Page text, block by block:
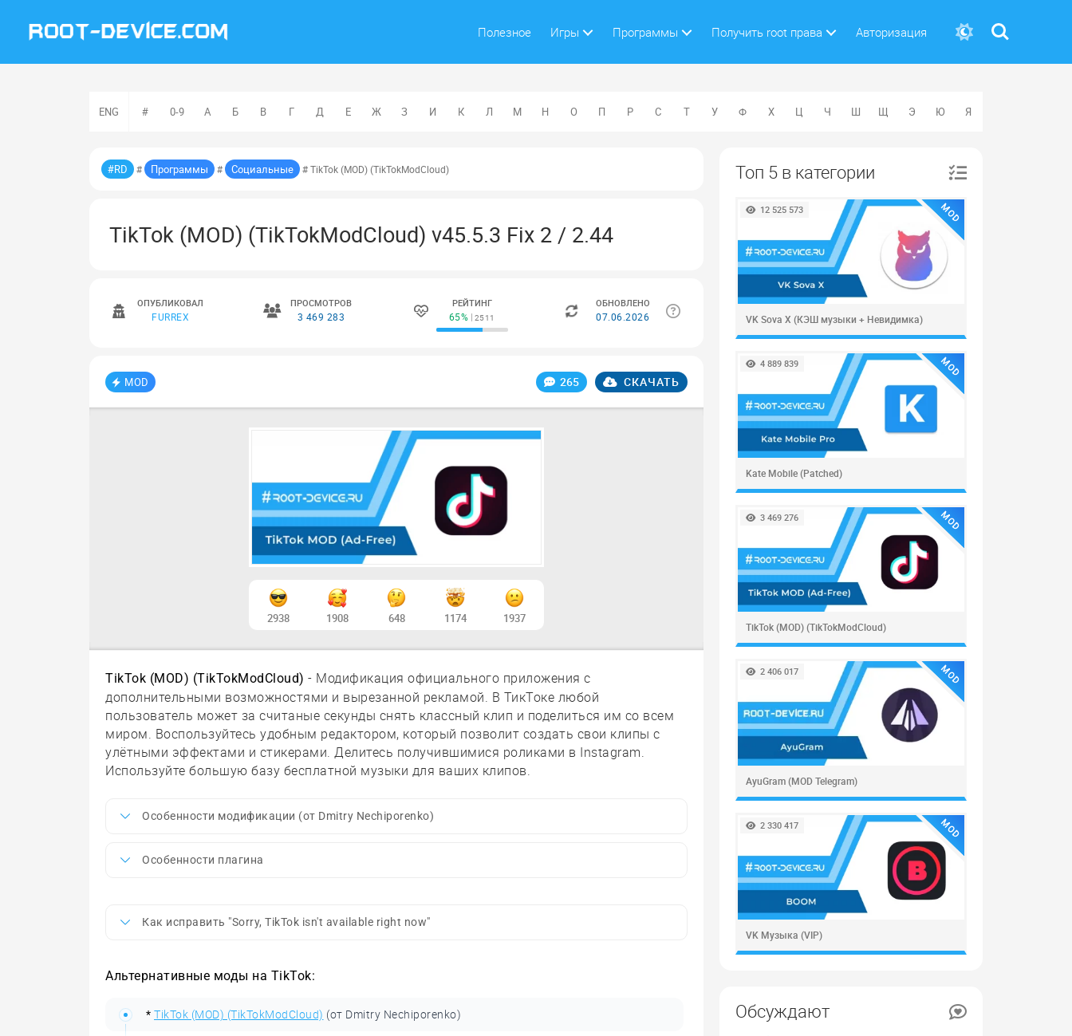
Полезное Игры Программы Получить root права Авторизация
Поиск
ENG # 0-9 А Б В Г Д Е Ж З И К Л М Н О П Р С Т У Ф Х Ц Ч Ш Щ Э Ю Я
#RD # Программы # Социальные # TikTok (MOD) (TikTokModCloud)
TikTok (MOD) (TikTokModCloud) v45.5.3 Fix 2 / 2.44
ОПУБЛИКОВАЛ
FURREX
ПРОСМОТРОВ
3 469 283
РЕЙТИНГ
65% 2511
ОБНОВЛЕНО
07.06.2026
MOD СКАЧАТЬ
265
2938 1908 648 1174 1937
TikTok (MOD) (TikTokModCloud) - Модификация официального приложения с
дополнительными возможностями и вырезанной рекламой. В ТикТоке любой
пользователь может за считаные секунды снять классный клип и поделиться им со всем
миром. Воспользуйтесь удобным редактором, который позволит создать свои клипы с
улётными эффектами и стикерами. Делитесь получившимися роликами в Instagram.
Используйте большую базу бесплатной музыки для ваших клипов.
Особенности модификации (от Dmitry Nechiporenko)
Особенности плагина
Как исправить "Sorry, TikTok isn't available right now"
Альтернативные моды на TikTok:
* TikTok (MOD) (TikTokModCloud) (от Dmitry Nechiporenko)
Топ 5 в категории
MOD
12 525 573
VK Sova X (КЭШ музыки + Невидимка)
MOD
4 889 839
Kate Mobile (Patched)
MOD
3 469 276
TikTok (MOD) (TikTokModCloud)
MOD
2 406 017
AyuGram (MOD Telegram)
MOD
2 330 417
VK Музыка (VIP)
Обсуждают